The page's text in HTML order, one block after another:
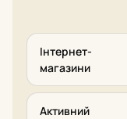
Інтернет-
магазини
Активний